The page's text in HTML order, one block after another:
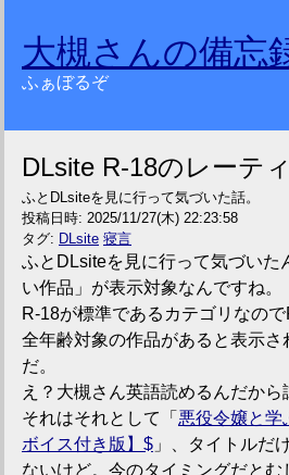
大槻さんの備忘
ふぁぼるぞ
DLsite R-18のレーテ
ふとDLsiteを見に行って気づいた話。
投稿日時: 2025/11/27(木) 22:23:58
タグ: DLsite 寝言
ふとDLsiteを見に行って気づいた
い作品」が表示対象なんですね。
R-18が標準であるカテゴリなの
全年齢対象の作品があると表示
だ。
え？大槻さん英語読めるんだか
それはそれとして「 悪役令嬢と
ボイス付き版】
」、タイトルだ
ないけど。今のタイミングだと